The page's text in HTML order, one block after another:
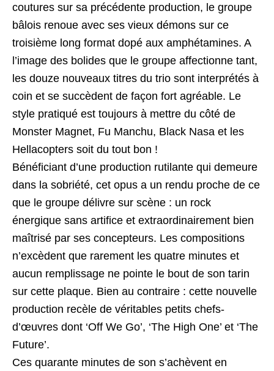
coutures sur sa précédente production, le groupe
bâlois renoue avec ses vieux démons sur ce
troisième long format dopé aux amphétamines. A
l’image des bolides que le groupe affectionne tant,
les douze nouveaux titres du trio sont interprétés à
coin et se succèdent de façon fort agréable. Le
style pratiqué est toujours à mettre du côté de
Monster Magnet, Fu Manchu, Black Nasa et les
Hellacopters soit du tout bon !
Bénéficiant d’une production rutilante qui demeure
dans la sobriété, cet opus a un rendu proche de ce
que le groupe délivre sur scène : un rock
énergique sans artifice et extraordinairement bien
maîtrisé par ses concepteurs. Les compositions
n’excèdent que rarement les quatre minutes et
aucun remplissage ne pointe le bout de son tarin
sur cette plaque. Bien au contraire : cette nouvelle
production recèle de véritables petits chefs-
d’œuvres dont ‘Off We Go’, ‘The High One’ et ‘The
Future’.
Ces quarante minutes de son s’achèvent en